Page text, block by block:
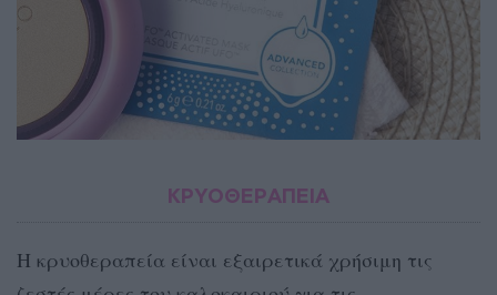
ΚΡΥΟΘΕΡΑΠΕΙΑ
Η κρυοθεραπεία είναι εξαιρετικά χρήσιμη τις